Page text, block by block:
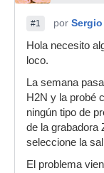
#1 por Sergio
Hola necesito
loco.
La semana
H2N y la probé
ningún tipo de
de la grabadora
seleccione la
El problema